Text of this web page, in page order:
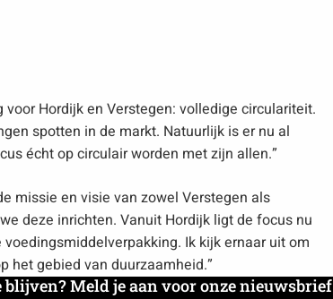
Hordijk en Verstegen: volledige circulariteit.
spotten in de markt. Natuurlijk is er nu al
écht op circulair worden met zijn allen.”
missie en visie van zowel Verstegen als
deze inrichten. Vanuit Hordijk ligt de focus nu
Ik kijk ernaar uit om
het gebied van duurzaamheid.”
blijven? Meld je aan voor onze nieuwsbrief